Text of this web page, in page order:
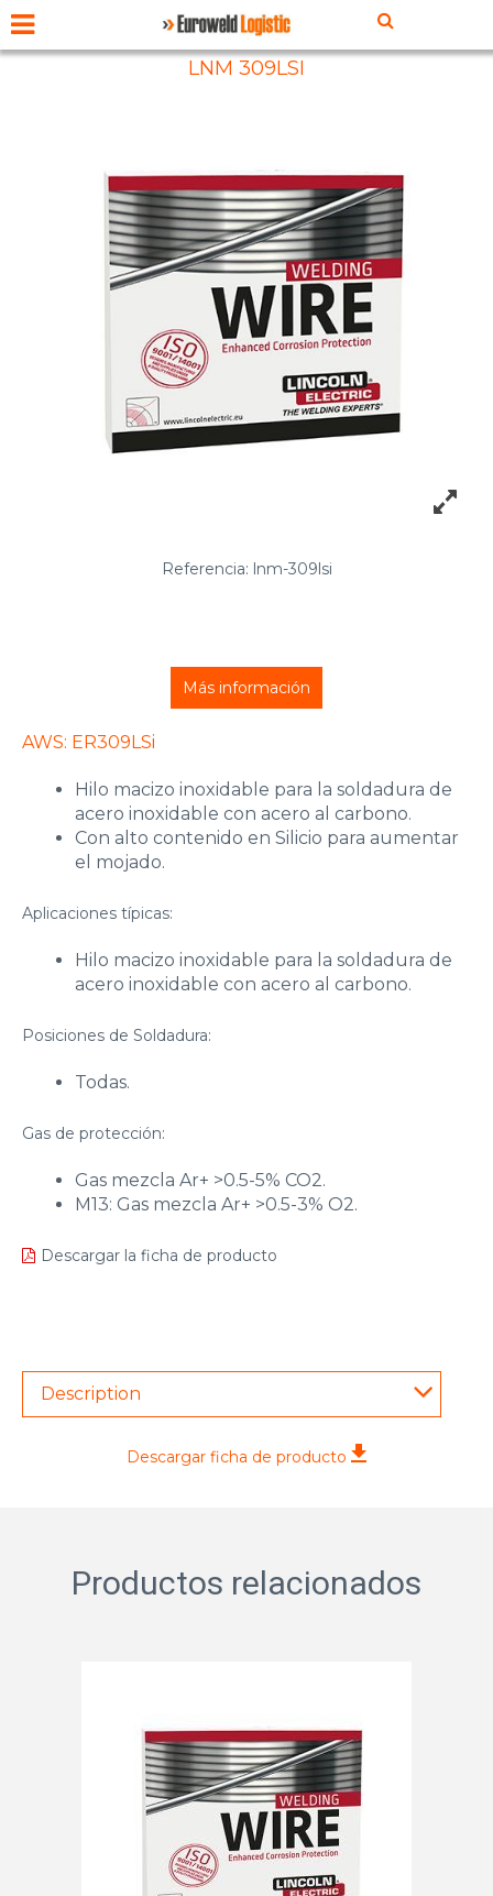
LNM 309LSI
Referencia: lnm-309lsi
AWS: ER309LSi
Hilo macizo inoxidable para la soldadura de
acero inoxidable con acero al carbono.
Con alto contenido en Silicio para aumentar
el mojado.
Aplicaciones típicas:
Hilo macizo inoxidable para la soldadura de
acero inoxidable con acero al carbono.
Posiciones de Soldadura:
Todas.
Gas de protección:
Gas mezcla Ar+ >0.5-5% CO2.
M13: Gas mezcla Ar+ >0.5-3% O2.
Descargar la ficha de producto
Más información
Description
Descargar ficha de producto
Productos relacionados